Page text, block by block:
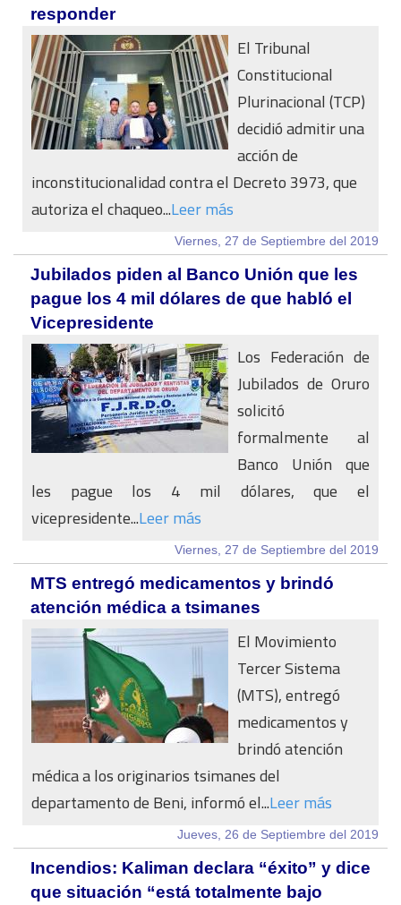
responder
El Tribunal
Constitucional
Plurinacional (TCP)
decidió admitir una
acción de
inconstitucionalidad contra el Decreto 3973, que
autoriza el chaqueo...Leer más
Viernes, 27 de Septiembre del 2019
Jubilados piden al Banco Unión que les
pague los 4 mil dólares de que habló el
Vicepresidente
Los Federación de
Jubilados de Oruro
solicitó
formalmente al
Banco Unión que
les pague los 4 mil dólares, que el
vicepresidente...Leer más
Viernes, 27 de Septiembre del 2019
MTS entregó medicamentos y brindó
atención médica a tsimanes
El Movimiento
Tercer Sistema
(MTS), entregó
medicamentos y
brindó atención
médica a los originarios tsimanes del
departamento de Beni, informó el...Leer más
Jueves, 26 de Septiembre del 2019
Incendios: Kaliman declara “éxito” y dice
que situación “está totalmente bajo